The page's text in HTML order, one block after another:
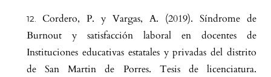
Cordero, P. y Vargas, A. (2019). Síndrome de
Burnout y satisfacción laboral en docentes de
Instituciones educativas estatales y privadas del distrito
de San Martin de Porres. Tesis de licenciatura.